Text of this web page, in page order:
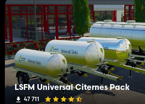
LSFM Universal Citernes Pack
47 711